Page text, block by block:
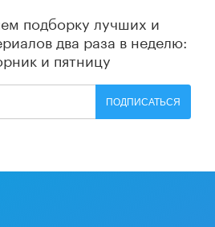
подборку лучших и
два раза в неделю:
и пятницу
ПОДПИСАТЬСЯ